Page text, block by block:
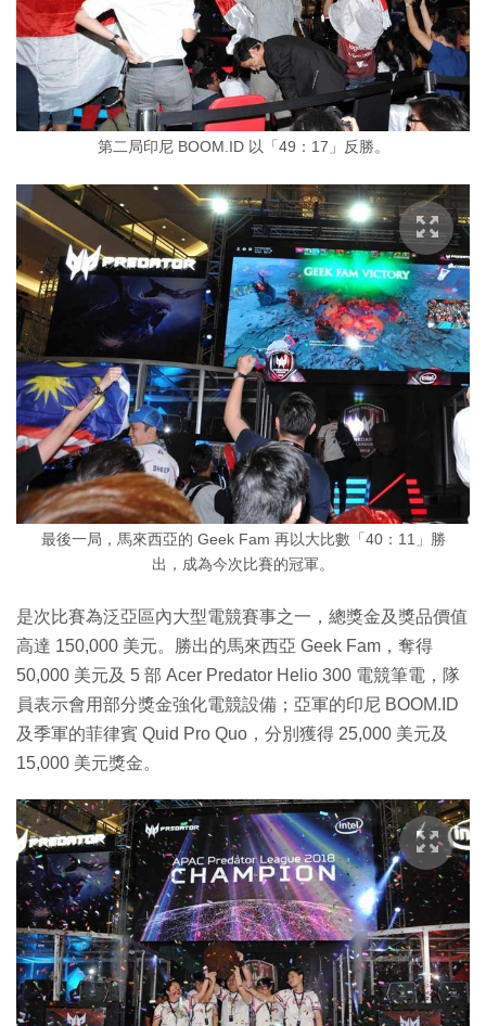
第二局印尼 BOOM.ID 以「49：17」反勝。
最後一局，馬來西亞的 Geek Fam 再以大比數「40：11」勝
出，成為今次比賽的冠軍。
是次比賽為泛亞區內大型電競賽事之一，總獎金及獎品價值
高達 150,000 美元。勝出的馬來西亞 Geek Fam，奪得
50,000 美元及 5 部 Acer Predator Helio 300 電競筆電，隊
員表示會用部分獎金強化電競設備；亞軍的印尼 BOOM.ID
及季軍的菲律賓 Quid Pro Quo，分別獲得 25,000 美元及
15,000 美元獎金。